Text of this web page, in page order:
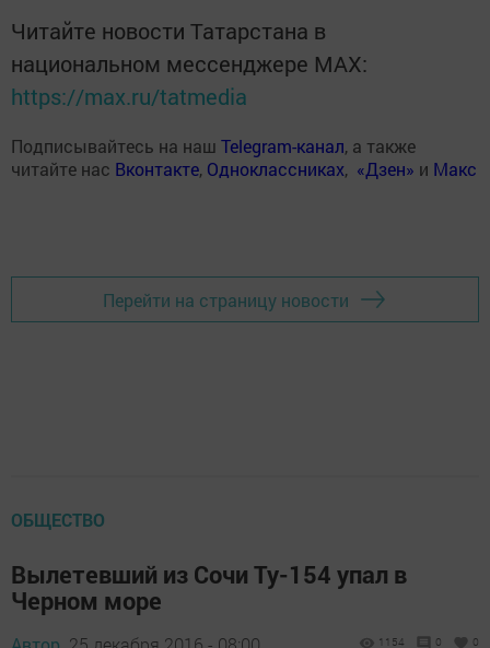
Читайте новости Татарстана в
национальном мессенджере MАХ:
https://max.ru/tatmedia
Подписывайтесь на наш Telegram-канал, а также
читайте нас Вконтакте, Одноклассниках, «Дзен» и Макс
Перейти на страницу новости
ОБЩЕСТВО
Вылетевший из Сочи Ту-154 упал в
Черном море
1154 0 0